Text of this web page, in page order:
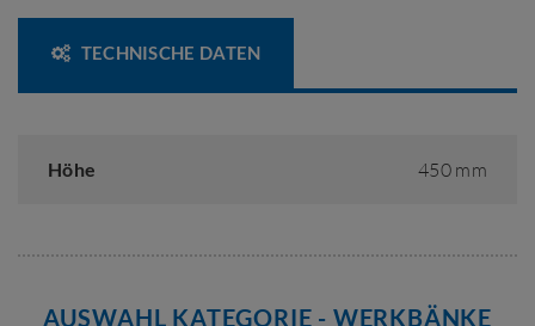
TECHNISCHE DATEN
Höhe 450 mm
AUSWAHL KATEGORIE - WERKBÄNKE